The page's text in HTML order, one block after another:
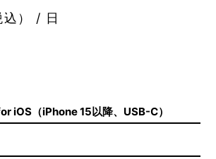
） / 日
iOS（iPhone 15以降、USB-C）